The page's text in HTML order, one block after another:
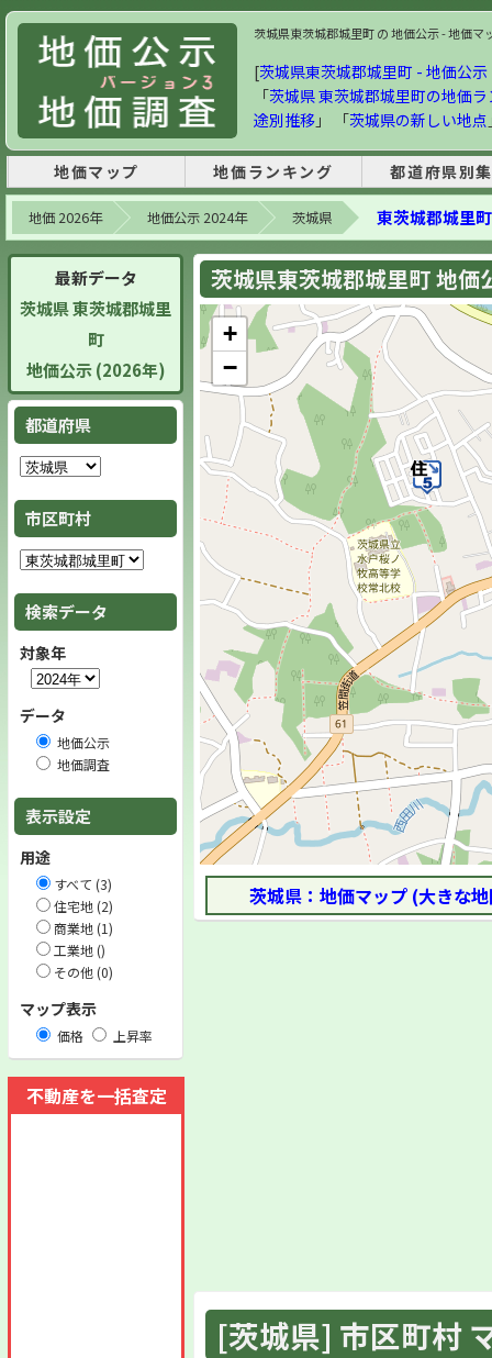
茨城県東茨城郡城里町 の 地価公示 - 地価
[茨城県東茨城郡城里町 - 地価公
「茨城県 東茨城郡城里町の地価
途別推移 」 「茨城県の新しい地点
地価マップ 地価ランキング 都道府県別
地価 2026年 地価公示 2024年 茨城県 東茨城郡城里
最新データ
茨城県 東茨城郡城里
町
地価公示 (2026年)
都道府県
市区町村
検索データ
対象年
データ
地価公示
地価調査
表示設定
用途
すべて (3)
住宅地 (2)
商業地 (1)
工業地 ()
その他 (0)
マップ表示
価格 上昇率
不動産を一括査定
茨城県東茨城郡城里町 地
+
−
茨城県：地価マップ (大きな
[茨城県] 市区町村